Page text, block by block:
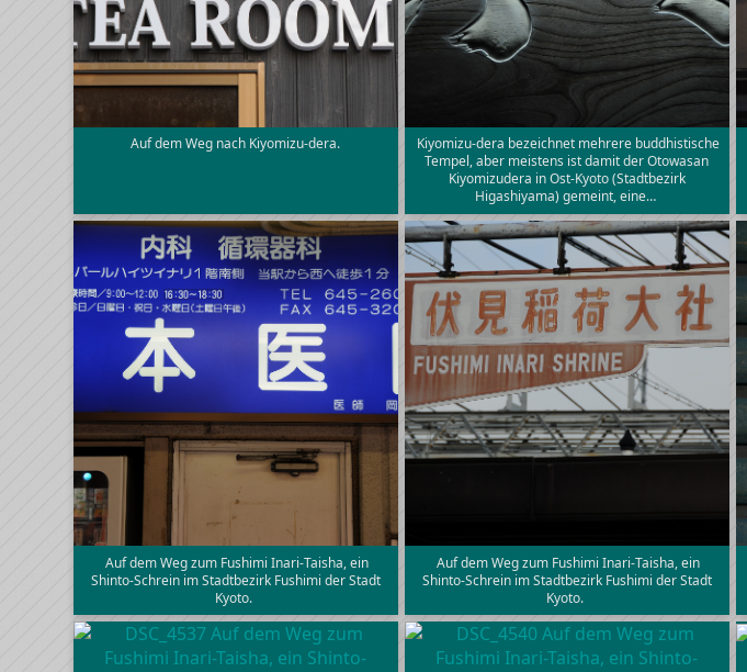
Auf dem Weg nach Kiyomizu-dera.
Kiyomizu-dera bezeichnet mehrere buddhistische
Tempel, aber meistens ist damit der Otowasan
Kiyomizudera in Ost-Kyoto (Stadtbezirk
Higashiyama) gemeint, eine…
Auf dem Weg zum Fushimi Inari-Taisha, ein
Shinto-Schrein im Stadtbezirk Fushimi der Stadt
Kyoto.
Auf dem Weg zum Fushimi Inari-Taisha, ein
Shinto-Schrein im Stadtbezirk Fushimi der Stadt
Kyoto.